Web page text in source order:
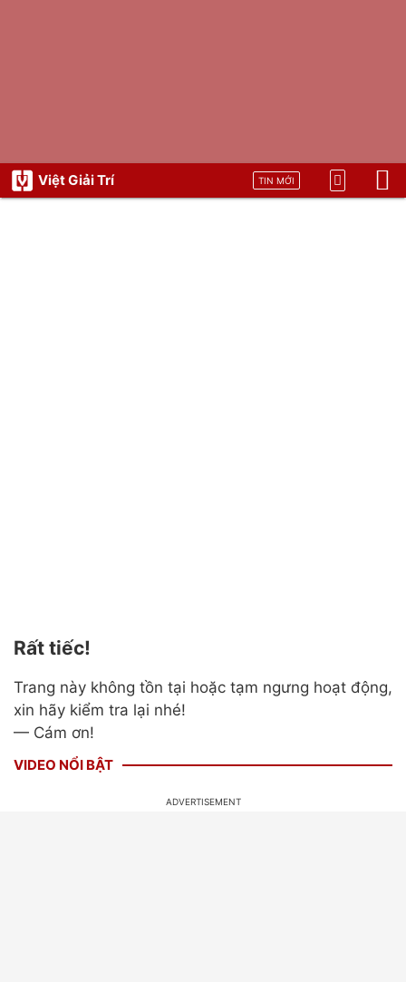
Việt Giải Trí TIN MỚI
Rất tiếc!
Trang này không tồn tại hoặc tạm ngưng hoạt động,
xin hãy kiểm tra lại nhé!
— Cám ơn!
VIDEO NỔI BẬT